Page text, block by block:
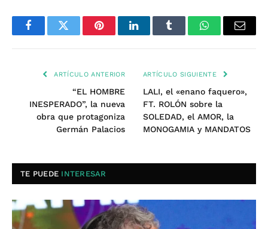
FacebookTwitter PinterestLinkedInTumblr WhatsAppEmail
ARTÍCULO ANTERIOR
“EL HOMBRE
INESPERADO”, la nueva
obra que protagoniza
Germán Palacios
ARTÍCULO SIGUIENTE
LALI, el «enano faquero»,
FT. ROLÓN sobre la
SOLEDAD, el AMOR, la
MONOGAMIA y MANDATOS
TE PUEDE INTERESAR